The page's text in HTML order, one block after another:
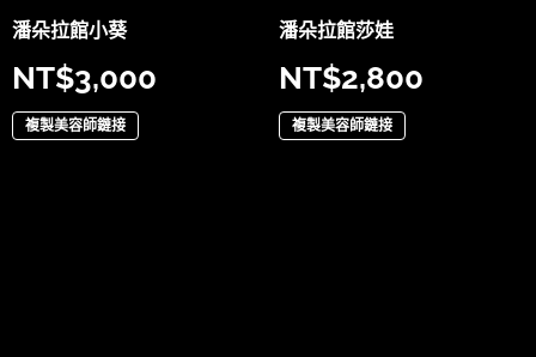
潘朵拉館小葵
NT$3,000
複製美容師鏈接
潘朵拉館莎娃
NT$2,800
複製美容師鏈接